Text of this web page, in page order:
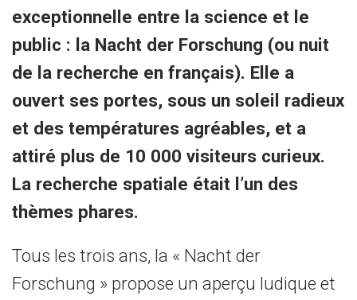
exceptionnelle entre la science et le
public : la Nacht der Forschung (ou nuit
de la recherche en français). Elle a
ouvert ses portes, sous un soleil radieux
et des températures agréables, et a
attiré plus de 10 000 visiteurs curieux.
La recherche spatiale était l’un des
thèmes phares.
Tous les trois ans, la « Nacht der
Forschung » propose un aperçu ludique et